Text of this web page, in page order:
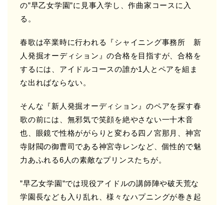
の”早乙女学園”に見事入学し、作曲家コースに入
る。
春歌は卒業時に行われる『シャイニング事務所 新
人発掘オーディション』の合格を目指すが、合格を
するには、アイドルコースの誰か1人とペアを組ま
な出ればならない。
そんな『新人発掘オーディション』のペアを探す春
歌の前には、無邪気で笑顔を絶やさない一十木音
也、眼鏡で性格ががらりと変わる四ノ宮那月、神宮
寺財閥の御曹司である神宮寺レンなど、個性的で魅
力あふれる6人の素敵なプリンスたちが。
”早乙女学園”では現役アイドルの講師陣や破天荒な
学園長なども入り乱れ、様々なハプニングが巻き起